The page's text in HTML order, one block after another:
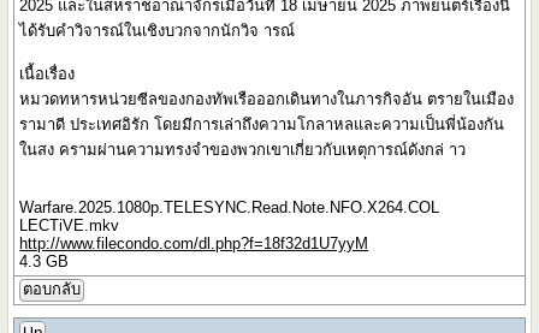
2025 และในสหราชอาณาจักรเมื่อวันที่ 18 เมษายน 2025 ภาพยนตร์เรื่องนี้
ได้รับคำวิจารณ์ในเชิงบวกจากนักวิจ ารณ์
เนื้อเรื่อง
หมวดทหารหน่วยซีลของกองทัพเรือออกเดินทางในภารกิจอัน ตรายในเมือง
รามาดี ประเทศอิรัก โดยมีการเล่าถึงความโกลาหลและความเป็นพี่น้องกัน
ในสง ครามผ่านความทรงจำของพวกเขาเกี่ยวกับเหตุการณ์ดังกล่ าว
Warfare.2025.1080p.TELESYNC.Read.Note.NFO.X264.COL
LECTiVE.mkv
http://www.filecondo.com/dl.php?f=18f32d1U7yyM
4.3 GB
ตอบกลับ